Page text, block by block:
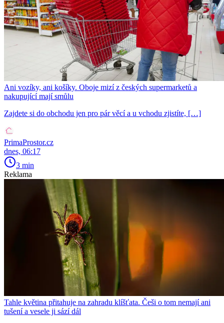
Ani vozíky, ani košíky. Oboje mizí z českých supermarketů a
nakupující mají smůlu
Zajdete si do obchodu jen pro pár věcí a u vchodu zjistíte, […]
PrimaProstor.cz
dnes, 06:17
3 min
Reklama
Tahle květina přitahuje na zahradu klíšťata. Češi o tom nemají ani
tušení a vesele ji sází dál